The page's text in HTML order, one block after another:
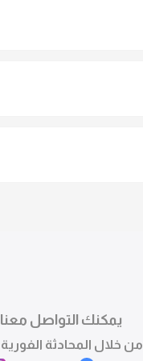
يمكنك التواصل معنا
من خلال المحادثة الفورية